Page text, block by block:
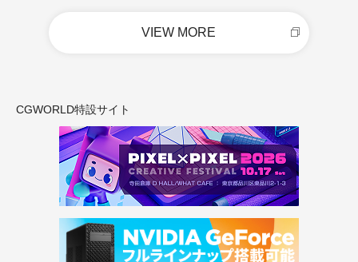
VIEW MORE
CGWORLD特設サイト